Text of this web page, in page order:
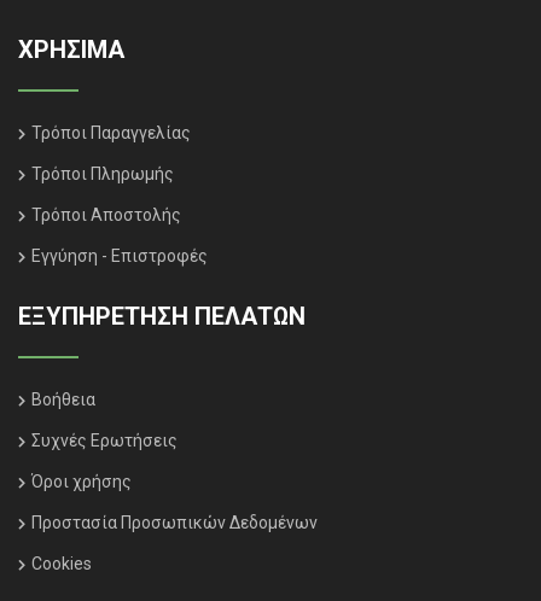
ΧΡΗΣΙΜΑ
Τρόποι Παραγγελίας
Τρόποι Πληρωμής
Τρόποι Αποστολής
Εγγύηση - Επιστροφές
ΕΞΥΠΗΡΈΤΗΣΗ ΠΕΛΑΤΏΝ
Βοήθεια
Συχνές Ερωτήσεις
Όροι χρήσης
Προστασία Προσωπικών Δεδομένων
Cookies